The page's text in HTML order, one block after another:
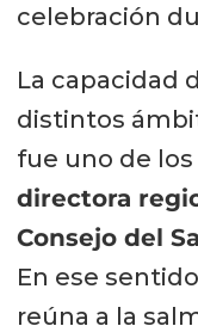
celebración
La capacidad
distintos
fue uno de
directora
Consejo del
En ese
reúna a la